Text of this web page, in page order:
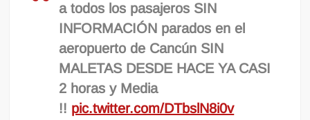
a todos los pasajeros SIN
INFORMACIÓN parados en el
aeropuerto de Cancún SIN
MALETAS DESDE HACE YA CASI
2 horas y Media
!! pic.twitter.com/DTbslN8i0v